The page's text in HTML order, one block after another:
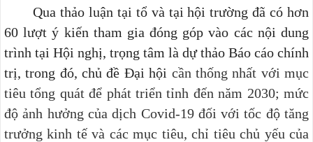
Qua thảo luận tại tổ và tại hội trường đã cóhơn
60 lượt ý kiến tham gia đóng góp vào các nội dung
trình tại Hội nghị, trọng tâm là dự thảo Báo cáo chính
trị, trong đó, chủ đề Đại hội cần thống nhất với mục
tiêu tổng quát để phát triển tỉnh đến năm 2030; mức
độ ảnh hưởng của dịch Covid-19 đối với tốc độ tăng
trưởng kinh tế và các mục tiêu, chỉ tiêu chủ yếu của